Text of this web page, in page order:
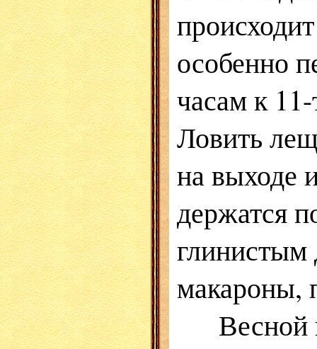
особенно
часам к
Ловить
на выходе
держатся
макароны,
Весной и